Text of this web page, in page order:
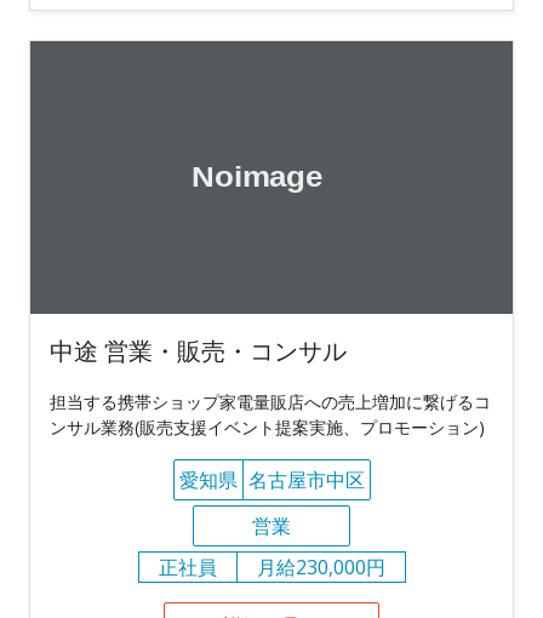
中途 営業・販売・コンサル
担当する携帯ショップ家電量販店への売上増加に繋げるコ
ンサル業務(販売支援イベント提案実施、プロモーション)
愛知県 名古屋市中区
営業
正社員
月給230,000円